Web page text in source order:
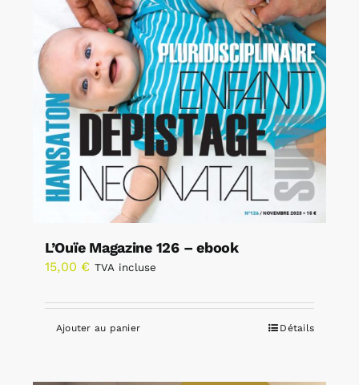
L’Ouïe Magazine 126 – ebook
15,00 € TVA incluse
Ajouter au panier Détails